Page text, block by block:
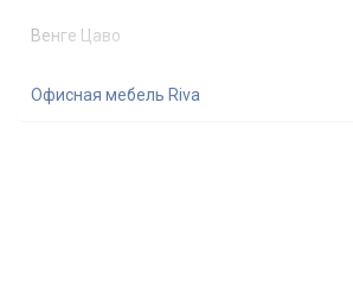
Венге Цаво
Офисная мебель Riva